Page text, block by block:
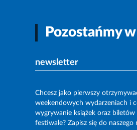
Pozostańmy
newsletter
Chcesz jako pierwszy
weekendowych wydarzeniach i
wygrywanie książek oraz
festiwale? Zapisz się do naszego